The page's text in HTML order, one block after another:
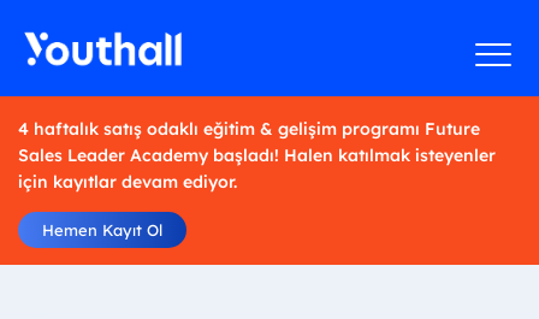
4 haftalık satış odaklı eğitim & gelişim programı Future
Sales Leader Academy başladı! Halen katılmak isteyenler
için kayıtlar devam ediyor.
Hemen Kayıt Ol